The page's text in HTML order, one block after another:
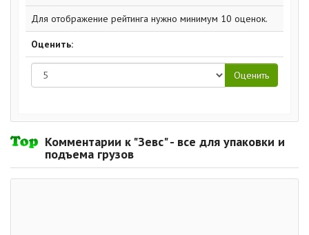
Для отображение рейтинга нужно минимум 10 оценок.
Оценить:
Комментарии к "Зевс" - все для упаковки и
подъема грузов